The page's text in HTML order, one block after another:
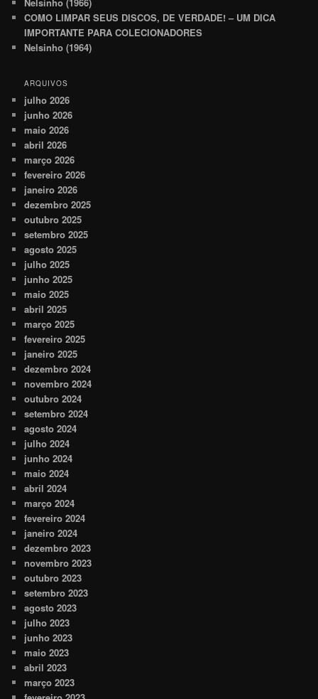
COMO LIMPAR SEUS DISCOS, DE VERDADE! – UM DICA
IMPORTANTE PARA COLECIONADORES
Nelsinho (1964)
ARQUIVOS
julho 2026
junho 2026
maio 2026
abril 2026
março 2026
fevereiro 2026
janeiro 2026
dezembro 2025
outubro 2025
setembro 2025
agosto 2025
julho 2025
junho 2025
maio 2025
abril 2025
março 2025
fevereiro 2025
janeiro 2025
dezembro 2024
novembro 2024
outubro 2024
setembro 2024
agosto 2024
julho 2024
junho 2024
maio 2024
abril 2024
março 2024
fevereiro 2024
janeiro 2024
dezembro 2023
novembro 2023
outubro 2023
setembro 2023
agosto 2023
julho 2023
junho 2023
maio 2023
abril 2023
março 2023